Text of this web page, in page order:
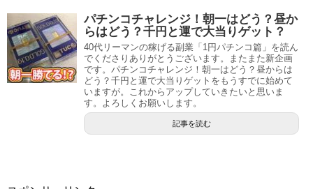
パチンコチャレンジ！朝一はどう？昼か
らはどう？千円と運で大当りゲット？
40代リーマンの稼げる副業「1円パチンコ篇」を読ん
でくださりありがとうございます。またまた新企画
です。パチンコチャレンジ！朝一はどう？昼からは
どう？千円と運で大当りゲットをもうすでに始めて
いますが。これからアップしていきたいと思いま
す。よろしくお願いします。
記事を読む